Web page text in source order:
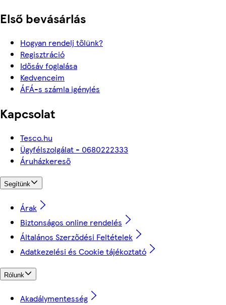
Első bevásárlás
Hogyan rendelj tőlünk?
Regisztráció
Idősáv foglalása
Kedvenceim
ÁFÁ-s számla igénylés
Kapcsolat
Tesco.hu
Ügyfélszolgálat - 0680222333
Áruházkereső
Segítünk
Árak
Biztonságos online rendelés
Általános Szerződési Feltételek
Adatkezelési és Cookie tájékoztató
Rólunk
Akadálymentesség